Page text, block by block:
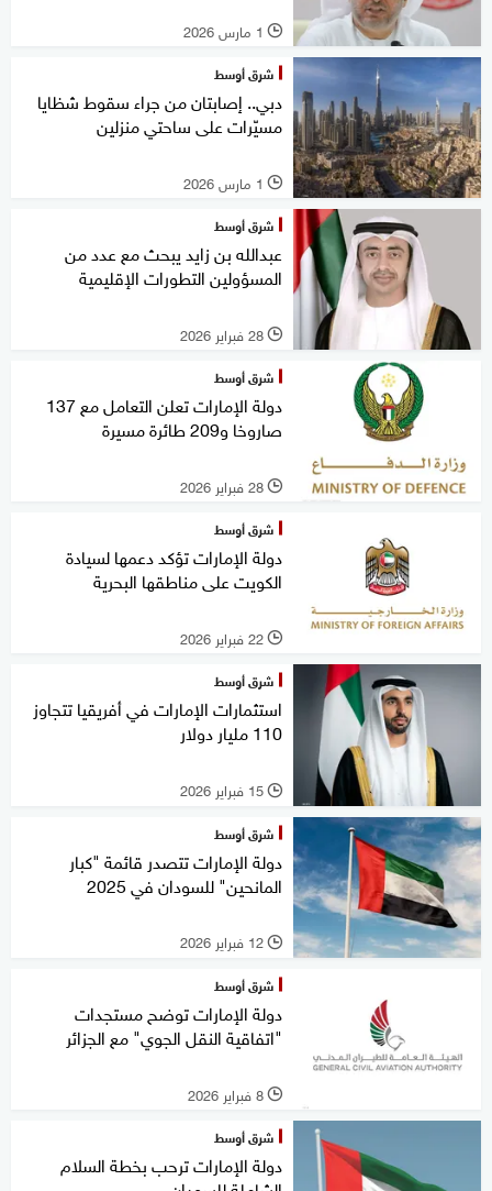
l 1 مارس 2026
شرق أوسط
دبي.. إصابتان من جراء سقوط شظايا
مسيّرات على ساحتي منزلين
l 1 مارس 2026
شرق أوسط
عبدالله بن زايد يبحث مع عدد من
المسؤولين التطورات الإقليمية
l 28 فبراير 2026
شرق أوسط
دولة الإمارات تعلن التعامل مع 137
صاروخا و209 طائرة مسيرة
l 28 فبراير 2026
شرق أوسط
دولة الإمارات تؤكد دعمها لسيادة
الكويت على مناطقها البحرية
l 22 فبراير 2026
شرق أوسط
استثمارات الإمارات في أفريقيا تتجاوز
110 مليار دولار
l 15 فبراير 2026
شرق أوسط
دولة الإمارات تتصدر قائمة "كبار
المانحين" للسودان في 2025
l 12 فبراير 2026
شرق أوسط
دولة الإمارات توضح مستجدات
"اتفاقية النقل الجوي" مع الجزائر
l 8 فبراير 2026
شرق أوسط
دولة الإمارات ترحب بخطة السلام